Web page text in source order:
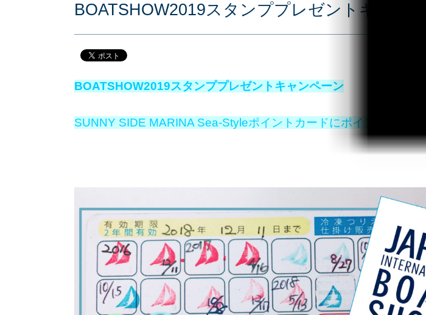
BOATSHOW2019スタンププレゼントキャンペ
BOATSHOW2019スタンププレゼントキャンペーン
SUNNY SIDE MARINA Sea-Styleポイントカードにポイントプレゼ